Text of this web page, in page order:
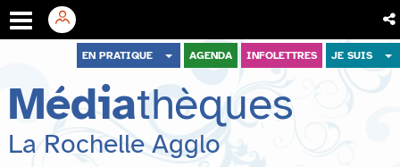
menu
contenu
recherche
EN PRATIQUE AGENDA INFOLETTRES JE SUIS
Médiathèques
La Rochelle Agglo